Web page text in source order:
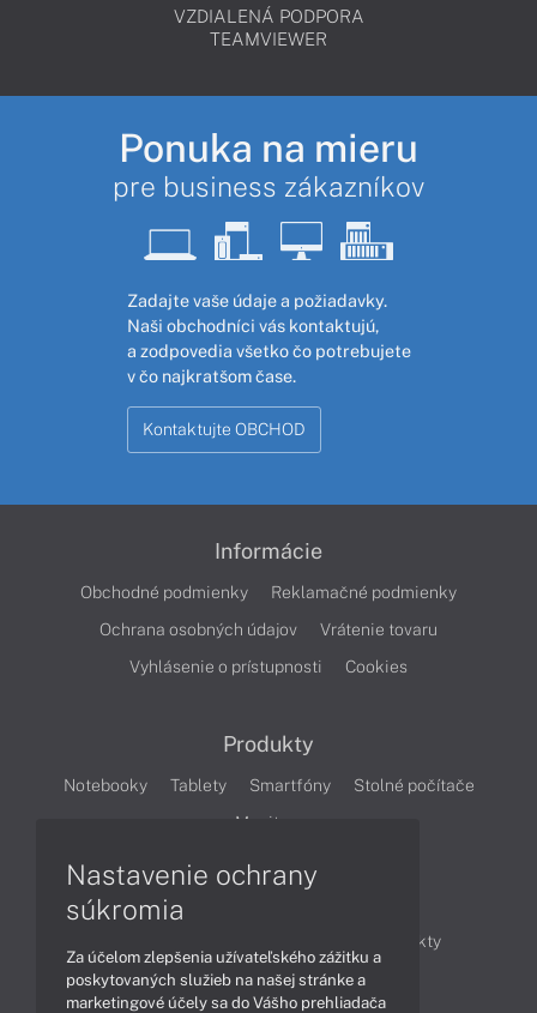
VZDIALENÁ PODPORA
TEAMVIEWER
Ponuka na mieru
pre business zákazníkov
Zadajte vaše údaje a požiadavky.
Naši obchodníci vás kontaktujú,
a zodpovedia všetko čo potrebujete
v čo najkratšom čase.
Kontaktujte OBCHOD
Informácie
Obchodné podmienky
Reklamačné podmienky
Ochrana osobných údajov
Vrátenie tovaru
Vyhlásenie o prístupnosti
Cookies
Produkty
Notebooky Tablety Smartfóny
Stolné počítače
Monitory
Produkty
Technológie
Videá
Nastavenie ochrany
súkromia
Za účelom zlepšenia užívateľského zážitku a
poskytovaných služieb na našej stránke a
marketingové účely sa do Vášho prehliadača